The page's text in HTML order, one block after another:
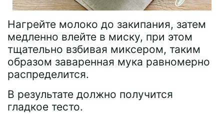
Нагрейте молоко до закипания, затем
медленно влейте в миску, при этом
тщательно взбивая миксером, таким
образом заваренная мука равномерно
распределится.
В результате должно получится
гладкое тесто.